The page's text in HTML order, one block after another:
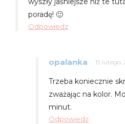
poradę! 🙂
Odpowiedz
opalanka 15 lutego,
Trzeba koniecznie
zważając na kolor.
minut.
Odpowiedz